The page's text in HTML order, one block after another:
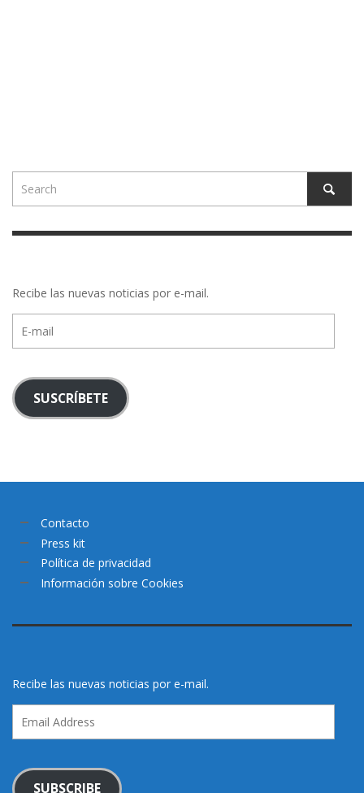
Recibe las nuevas noticias por e-mail.
mail
SUSCRÍBETE
Contacto
Press kit
Política de privacidad
Información sobre Cookies
Recibe las nuevas noticias por e-mail.
Address
SUBSCRIBE